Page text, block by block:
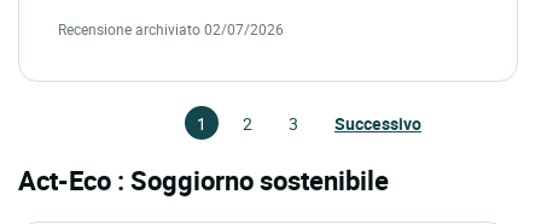
Recensione archiviato 02/07/2026
1 2 3 Successivo
Act-Eco : Soggiorno sostenibile